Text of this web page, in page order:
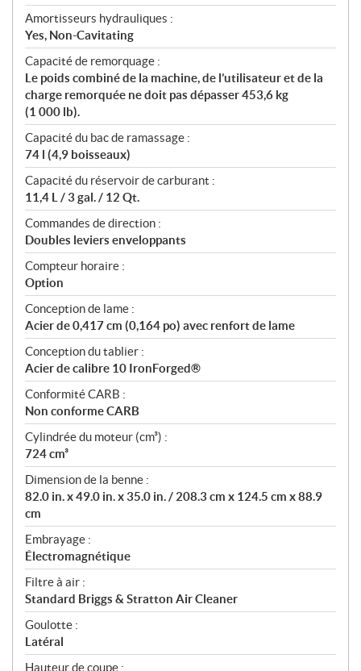
Amortisseurs hydrauliques :
Yes, Non-Cavitating
Capacité de remorquage :
Le poids combiné de la machine, de l’utilisateur et de la
charge remorquée ne doit pas dépasser 453,6 kg
(1 000 lb).
Capacité du bac de ramassage :
74 l (4,9 boisseaux)
Capacité du réservoir de carburant :
11,4 L / 3 gal. / 12 Qt.
Commandes de direction :
Doubles leviers enveloppants
Compteur horaire :
Option
Conception de lame :
Acier de 0,417 cm (0,164 po) avec renfort de lame
Conception du tablier :
Acier de calibre 10 IronForged®
Conformité CARB :
Non conforme CARB
Cylindrée du moteur (cm³) :
724 cm³
Dimension de la benne :
82.0 in. x 49.0 in. x 35.0 in. / 208.3 cm x 124.5 cm x 88.9
cm
Embrayage :
Électromagnétique
Filtre à air :
Standard Briggs & Stratton Air Cleaner
Goulotte :
Latéral
Hauteur de coupe :